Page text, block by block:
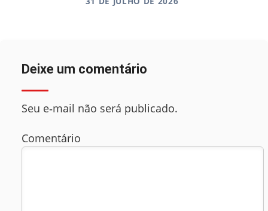
Deixe um comentário
Seu e‑mail não será publicado.
Comentário